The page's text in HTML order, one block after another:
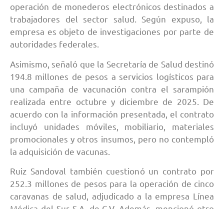
operación de monederos electrónicos destinados a
trabajadores del sector salud. Según expuso, la
empresa es objeto de investigaciones por parte de
autoridades federales.
Asimismo, señaló que la Secretaría de Salud destinó
194.8 millones de pesos a servicios logísticos para
una campaña de vacunación contra el sarampión
realizada entre octubre y diciembre de 2025. De
acuerdo con la información presentada, el contrato
incluyó unidades móviles, mobiliario, materiales
promocionales y otros insumos, pero no contempló
la adquisición de vacunas.
Ruiz Sandoval también cuestionó un contrato por
252.3 millones de pesos para la operación de cinco
caravanas de salud, adjudicado a la empresa Línea